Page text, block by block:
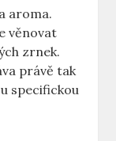
aroma.
věnovat
zrnek.
právě tak
specifickou